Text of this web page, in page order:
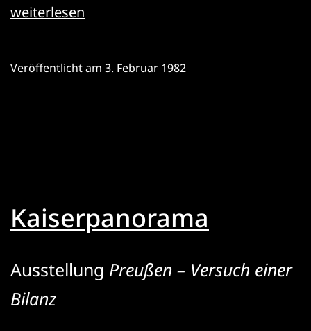
Umsetzung
Schlossbrückenfiguren
weiterlesen
Veröffentlicht am 3. Februar 1982
Kaiserpanorama
Ausstellung Preußen – Versuch einer
Bilanz